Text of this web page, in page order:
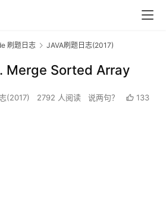
刷题日志 JAVA刷题日志(2017)
Merge Sorted Array
(2017) 2792 人阅读 说两句？ 133